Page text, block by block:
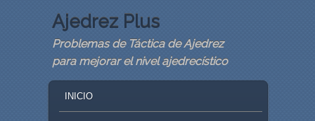
Ajedrez Plus
Problemas de Táctica de Ajedrez
para mejorar el nivel ajedrecístico
SKIP TO PRIMARY CONTENT
SKIP TO SECONDARY CONTENT
INICIO